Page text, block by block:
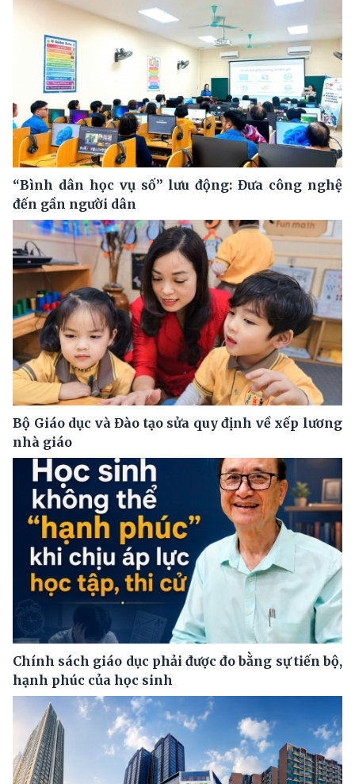
“Bình dân học vụ số” lưu động: Đưa công nghệ
đến gần người dân
Bộ Giáo dục và Đào tạo sửa quy định về xếp lương
nhà giáo
Chính sách giáo dục phải được đo bằng sự tiến bộ,
hạnh phúc của học sinh